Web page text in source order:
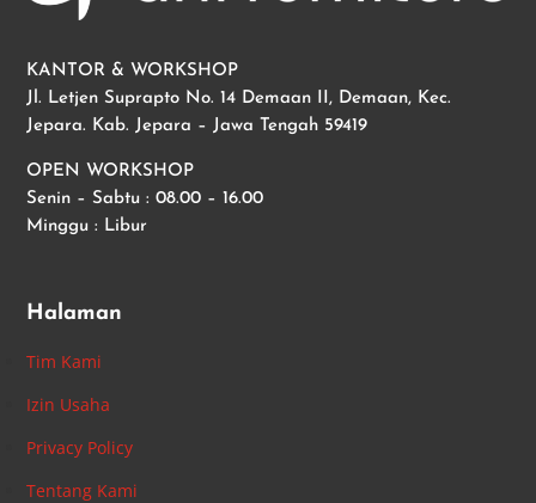
KANTOR & WORKSHOP
Jl. Letjen Suprapto No. 14 Demaan II, Demaan, Kec.
Jepara. Kab. Jepara – Jawa Tengah 59419
OPEN WORKSHOP
Senin – Sabtu : 08.00 – 16.00
Minggu : Libur
Halaman
Tim Kami
Izin Usaha
Privacy Policy
Tentang Kami